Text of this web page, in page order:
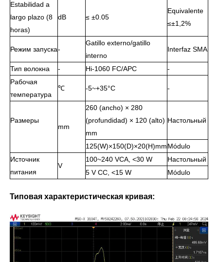
Estabilidad a
largo plazo (8
horas)
dB ≤ ±0.05
Equivalente
≤±1,2%
Режим запуска-
Gatillo externo/gatillo
interno
Interfaz SMA
Тип волокна - Hi-1060 FC/APC
-
Рабочая
температура
℃ -5~+35°C -
Размеры
mm
260 (ancho) × 280
(profundidad) × 120 (alto)
mm
Настольный
125(W)×150(D)×20(H)mmMódulo
Источник
питания
V
100~240 VCA, <30 W
Настольный
5 V CC, <15 W
Módulo
Типовая характеристическая кривая: